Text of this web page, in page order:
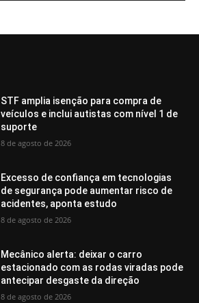
STF amplia isenção para compra de
veículos e inclui autistas com nível 1 de
suporte
8 de agosto de 2026
Excesso de confiança em tecnologias
de segurança pode aumentar risco de
acidentes, aponta estudo
8 de agosto de 2026
Mecânico alerta: deixar o carro
estacionado com as rodas viradas pode
antecipar desgaste da direção
8 de agosto de 2026